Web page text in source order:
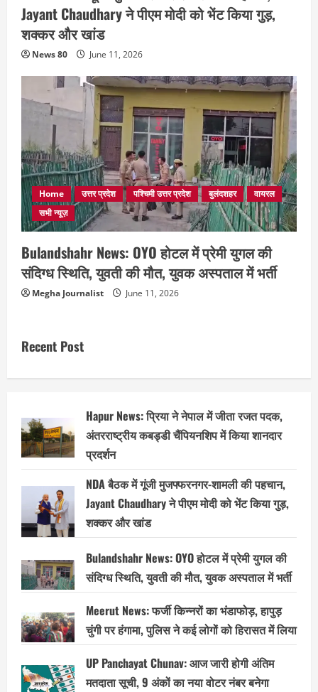
Jayant Chaudhary ने पीएम मोदी को भेंट किया गुड़,
शक्कर और खांड
News 80 June 11, 2026
Home उत्तर प्रदेश पश्चिमी उत्तर प्रदेश बुलंदशहर
वायरल
सभी न्यूज़
Bulandshahr News: OYO होटल में प्रेमी युगल की
संदिग्ध स्थिति, युवती की मौत, युवक अस्पताल में भर्ती
Megha Journalist June 11, 2026
Recent Post
Hapur News: प्रिया ने नेपाल में जीता रजत पदक,
अंतरराष्ट्रीय कबड्डी चैंपियनशिप में किया शानदार
प्रदर्शन
NDA बैठक में गूंजी मुजफ्फरनगर-शामली की पहचान,
Jayant Chaudhary ने पीएम मोदी को भेंट किया गुड़,
शक्कर और खांड
Bulandshahr News: OYO होटल में प्रेमी युगल की
संदिग्ध स्थिति, युवती की मौत, युवक अस्पताल में भर्ती
Meerut News: फर्जी किन्नरों का भंडाफोड़, हापुड़
चुंगी पर हंगामा, पुलिस ने कई लोगों को हिरासत में लिया
UP Panchayat Chunav: आज जारी होगी अंतिम
मतदाता सूची, 9 अंकों का नया वोटर नंबर बनेगा